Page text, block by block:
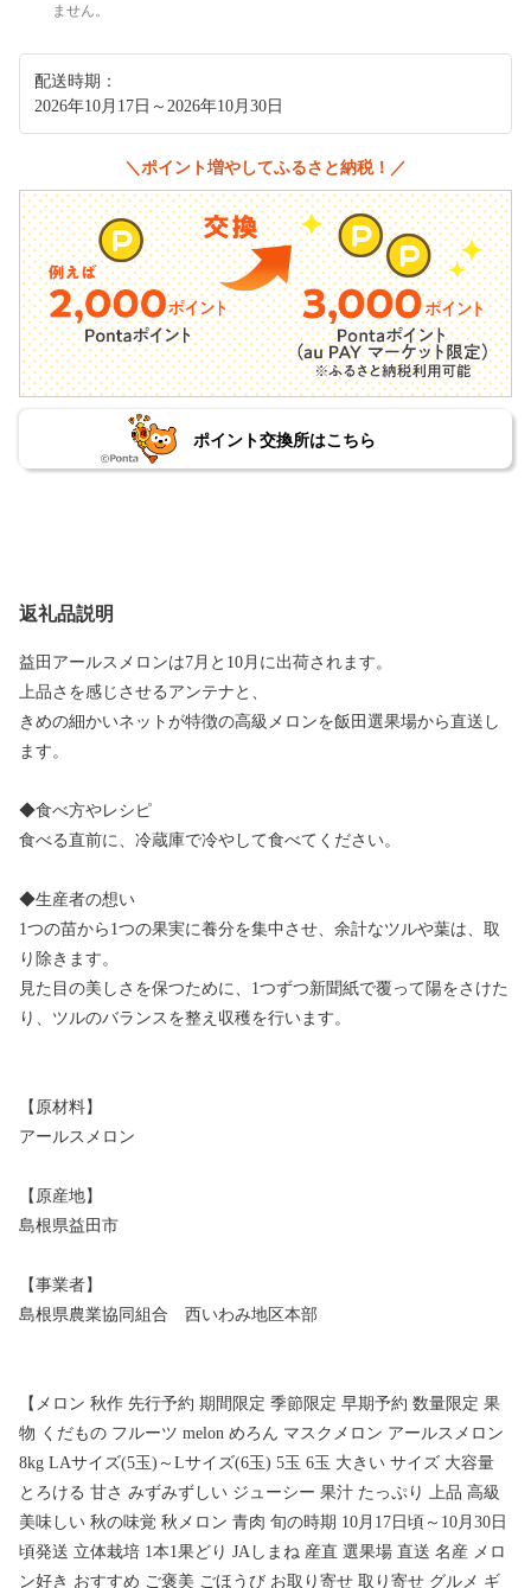
ません。
配送時期：
2026年10月17日～2026年10月30日
＼ポイント増やしてふるさと納税！／
ポイント交換所はこちら
返礼品説明
益田アールスメロンは7月と10月に出荷されます。
上品さを感じさせるアンテナと、
きめの細かいネットが特徴の高級メロンを飯田選果場から直送し
ます。
◆食べ方やレシピ
食べる直前に、冷蔵庫で冷やして食べてください。
◆生産者の想い
1つの苗から1つの果実に養分を集中させ、余計なツルや葉は、取
り除きます。
見た目の美しさを保つために、1つずつ新聞紙で覆って陽をさけた
り、ツルのバランスを整え収穫を行います。
【原材料】
アールスメロン
【原産地】
島根県益田市
【事業者】
島根県農業協同組合 西いわみ地区本部
【メロン 秋作 先行予約 期間限定 季節限定 早期予約 数量限定 果
物 くだもの フルーツ melon めろん マスクメロン アールスメロン
8kg LAサイズ(5玉)～Lサイズ(6玉) 5玉 6玉 大きい サイズ 大容量
とろける 甘さ みずみずしい ジューシー 果汁 たっぷり 上品 高級
美味しい 秋の味覚 秋メロン 青肉 旬の時期 10月17日頃～10月30日
頃発送 立体栽培 1本1果どり JAしまね 産直 選果場 直送 名産 メロ
ン好き おすすめ ご褒美 ごほうび お取り寄せ 取り寄せ グルメ ギ